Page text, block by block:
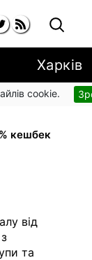
Харків
cookie.
ПФУ
кешбек
від
та